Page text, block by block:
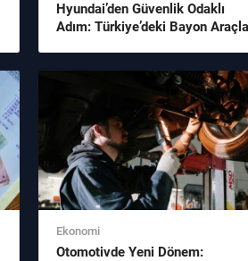
Hyundai’den Güvenlik Odaklı
Adım: Türkiye’deki Bayon
Ekonomi
Otomotivde Yeni Dönem: